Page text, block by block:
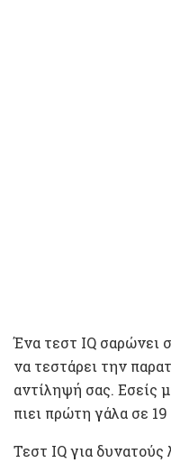
Ένα τεστ IQ σαρώνει
να τεστάρει την
αντίληψή σας. Εσείς
πιει πρώτη γάλα σε
Τεστ IQ για δυνατούς